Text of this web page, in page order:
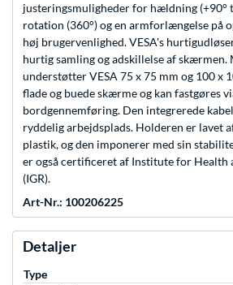
justeringsmuligheder for hældning (+90°
rotation (360°) og en armforlængelse på
høj brugervenlighed. VESA's
hurtig samling og adskillelse af skærmen.
understøtter VESA 75 x 75 mm og 100 x
flade og buede skærme og kan fastgøres
bordgennemføring. Den integrerede
ryddelig arbejdsplads. Holderen er lavet
plastik, og den imponerer med sin
er også certificeret af Institute for Health
(IGR).
Art-Nr.: 100206225
Detaljer
Type